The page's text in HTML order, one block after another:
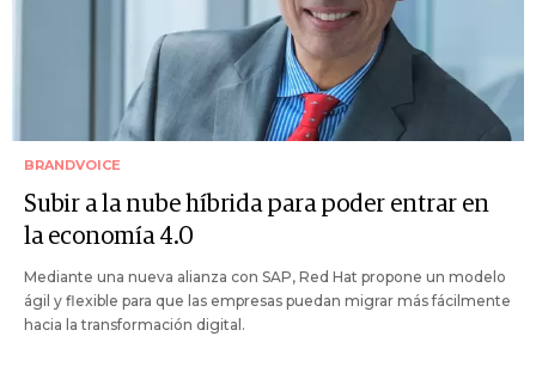
BRANDVOICE
Subir a la nube híbrida para poder entrar en
la economía 4.0
Mediante una nueva alianza con SAP, Red Hat propone un modelo
ágil y flexible para que las empresas puedan migrar más fácilmente
hacia la transformación digital.